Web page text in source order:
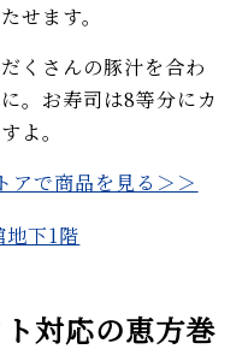
せます。
くさんの豚汁を合わ
。お寿司は8等分にカ
よ。
アで商品を見る＞＞
地下1階
ト対応の恵方巻